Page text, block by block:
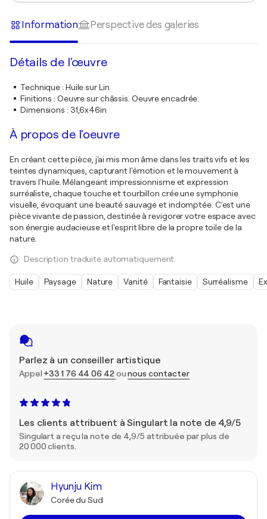
Parlez à un conseiller artistique
Appel +33 1 76 44 06 42 ounous contacter
Les clients attribuent à Singulart la note de 4,9/5
Singulart a reçu la note de 4,9/5 attribuée par plus de
20 000 clients.
Hyunju Kim
Corée du Sud
Information Perspective des galeries
Détails de l'œuvre
Technique: Huile sur Lin
Finitions : Oeuvre sur châssis. Oeuvre encadrée.
Dimensions : 31,6x46in
À propos de l'oeuvre
En créant cette pièce, j'ai mis mon âme dans les traits vifs et les
teintes dynamiques, capturant l'émotion et le mouvement à
travers l'huile. Mélangeant impressionnisme et expression
surréaliste, chaque touche et tourbillon crée une symphonie
visuelle, évoquant une beauté sauvage et indomptée. C'est une
pièce vivante de passion, destinée à revigorer votre espace avec
son énergie audacieuse et l'esprit libre de la propre toile de la
nature.
Description traduite automatiquement.
Huile Paysage Nature Vanité Fantaisie Surréalisme